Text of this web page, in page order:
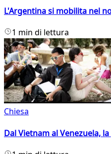
L'Argentina si mobilita nel
1 min di lettura
Chiesa
Dal Vietnam al Venezuela,